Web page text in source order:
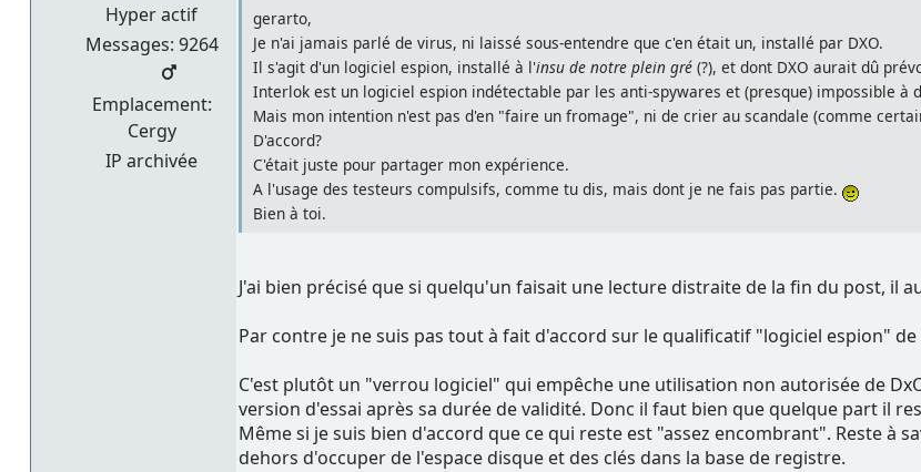
Hyper actif
Messages: 9264
Emplacement:
Cergy
IP archivée
gerarto,
Je n'ai jamais parlé de virus, ni laissé sous-entendre que c'en était un, installé par DXO.
Il s'agit d'un logiciel espion, installé à l'insu de notre plein gré (?), et dont DXO aurait dû
Interlok est un logiciel espion indétectable par les anti-spywares et (presque) impossible à
Mais mon intention n'est pas d'en "faire un fromage", ni de crier au scandale (comme
D'accord?
C'était juste pour partager mon expérience.
A l'usage des testeurs compulsifs, comme tu dis, mais dont je ne fais pas partie.
Bien à toi.
J'ai bien précisé que si quelqu'un faisait une lecture distraite de la fin du post, il
Par contre je ne suis pas tout à fait d'accord sur le qualificatif "logiciel espion" de
C'est plutôt un "verrou logiciel" qui empêche une utilisation non autorisée de
version d'essai après sa durée de validité. Donc il faut bien que quelque part il
Même si je suis bien d'accord que ce qui reste est "assez encombrant". Reste à
dehors d'occuper de l'espace disque et des clés dans la base de registre.